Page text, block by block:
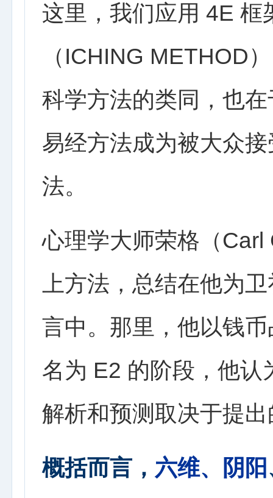
这里，我们应用 4E 框
（ICHING METHOD
科学方法的类同，也
易经方法成为被大众
法。
心理学大师荣格（
上方法，总结在他为
言中。那里，他以钱
名为 E2 的阶段，他认
解析和预测取决于提
概括而言， 六维、阴阳